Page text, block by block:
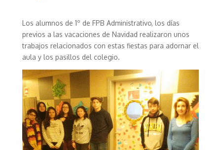
Los alumnos de 1º de FPB Administrativo, los días
previos a las vacaciones de Navidad realizaron unos
trabajos relacionados con estas fiestas para adornar el
aula y los pasillos del colegio.